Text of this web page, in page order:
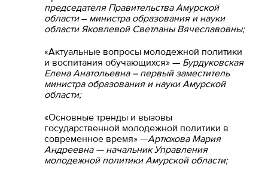
председателя Правительства Амурской
области– министра образования и науки
области Яковлевой Светланы Вячеславовны;
«Актуальные вопросы молодежной политики
и воспитания обучающихся» — Бурдуковская
Елена Анатольевна – первый заместитель
министра образования и науки Амурской
области;
«Основные тренды и вызовы
государственной молодежной политики в
современное время» —Артюхова Мария
Андреевна — начальник Управления
молодежной политики Амурской области;